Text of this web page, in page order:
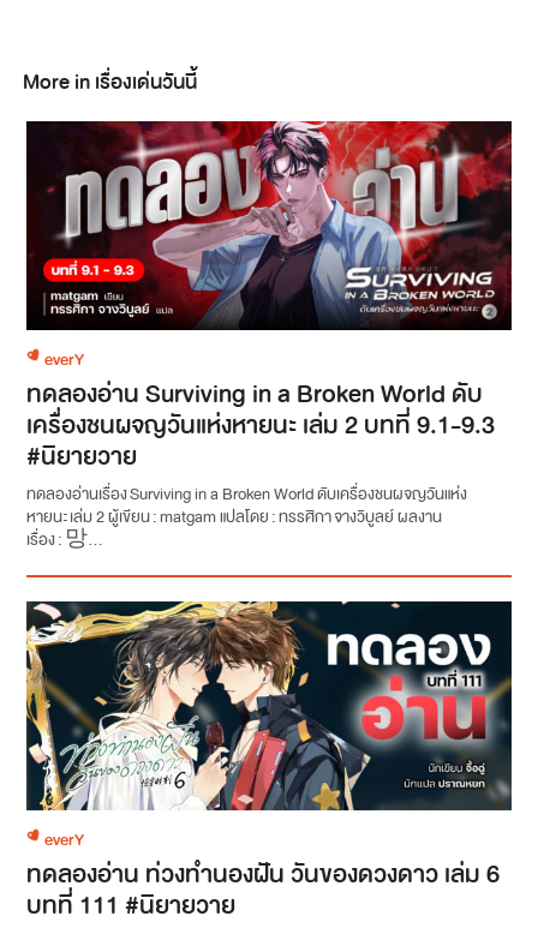
More in เรื่องเด่นวันนี้
everY
ทดลองอ่าน Surviving in a Broken World ดับ
เครื่องชนผจญวันแห่งหายนะ เล่ม 2 บทที่ 9.1-9.3
#นิยายวาย
ทดลองอ่านเรื่อง Surviving in a Broken World ดับเครื่องชนผจญวันแห่ง
หายนะ เล่ม 2 ผู้เขียน : matgam แปลโดย : ทรรศิกา จางวิบูลย์ ผลงาน
เรื่อง : 망...
everY
ทดลองอ่าน ท่วงทำนองฝัน วันของดวงดาว เล่ม 6
บทที่ 111 #นิยายวาย